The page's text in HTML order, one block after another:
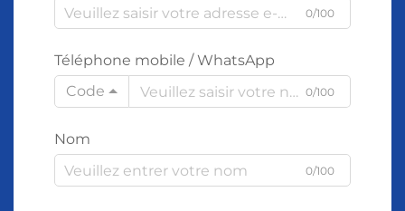
0/100
Téléphone mobile / WhatsApp
Code
0/100
Nom
0/100